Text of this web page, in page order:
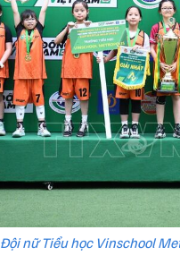
Đội nữ Tiểu học Vinschool